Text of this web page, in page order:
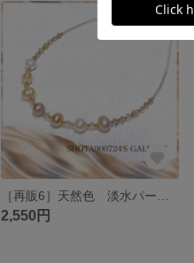
残り1点
2,550円